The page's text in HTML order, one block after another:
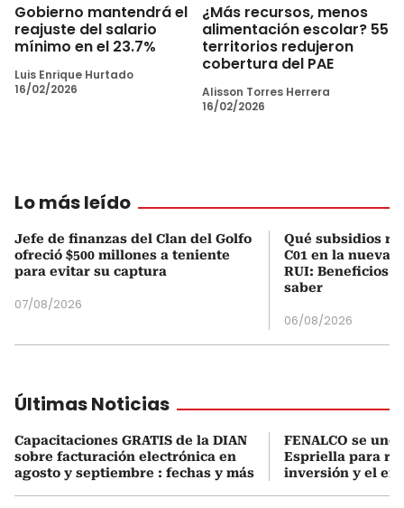
Gobierno mantendrá el
reajuste del salario
mínimo en el 23.7%
Luis Enrique Hurtado
16/02/2026
¿Más recursos, menos
alimentación escolar? 55
territorios redujeron
cobertura del PAE
Alisson Torres Herrera
16/02/2026
Lo más leído
Jefe de finanzas del Clan del Golfo
ofreció $500 millones a teniente
para evitar su captura
07/08/2026
Qué subsidios
C01 en la nueva
RUI: Beneficios
saber
06/08/2026
Últimas Noticias
Capacitaciones GRATIS de la DIAN
sobre facturación electrónica en
agosto y septiembre : fechas y más
FENALCO se une
Espriella para
inversión y el